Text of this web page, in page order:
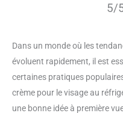
5/
Dans un monde où les
évoluent rapidement, il est
certaines pratiques
crème pour le visage au
une bonne idée à première